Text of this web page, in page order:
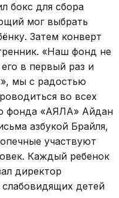
бокс для сбора
мог выбрать
Затем конверт
«Наш фонд не
в первый раз и
мы с радостью
во всех
фонда «АЯЛА» Айдан
азбукой Брайля,
участвуют
Каждый ребенок
директор
детей